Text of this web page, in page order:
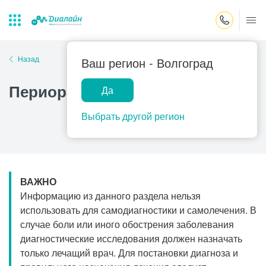
Ваш регион - Волгоград
Да
Выбрать другой регион
Лаборатории
Центр помощи
на дому
Закрыть поиск
Популярные запросы
Прием гинеколога
Прием гастроэнтеролога
Прием офтальмолога
Прием уролога
Прием хирурга
Назад
Периоральный дерматит
ВАЖНО
Информацию из данного раздела нельзя
использовать для самодиагностики и самолечения. В
случае боли или иного обострения заболевания
диагностические исследования должен назначать
только лечащий врач. Для постановки диагноза и